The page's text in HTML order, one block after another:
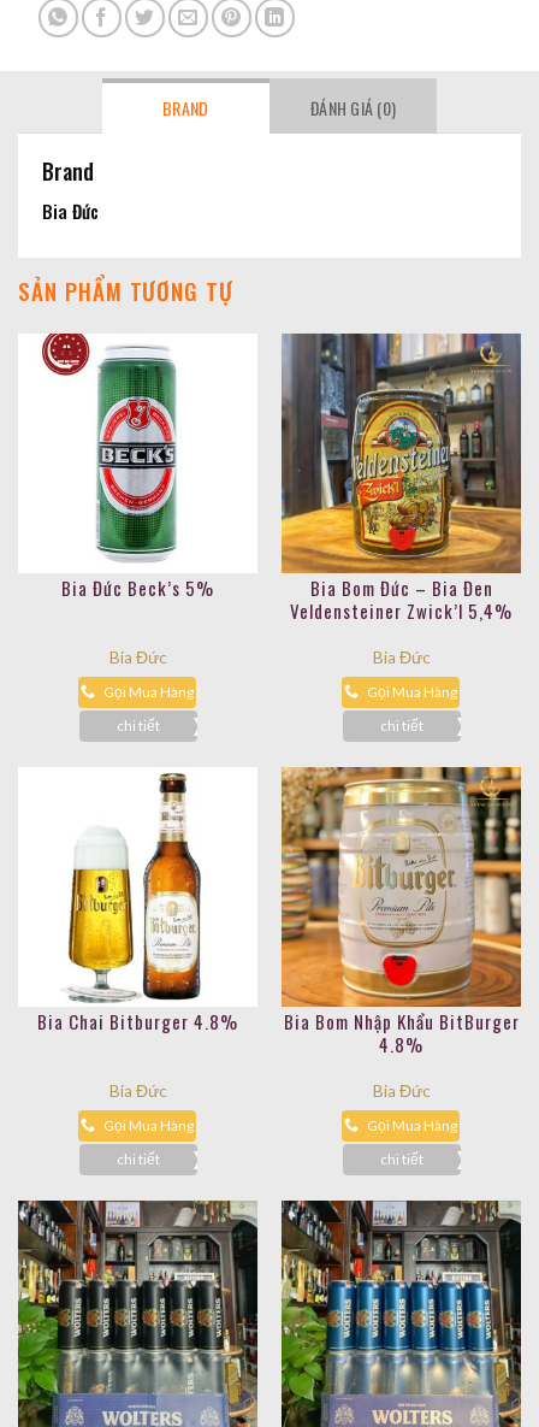
BRAND ĐÁNH GIÁ (0)
Brand
Bia Đức
SẢN PHẨM TƯƠNG TỰ
Bia Đức Beck’s 5%
Bia Đức
Gọi Mua Hàng
chi tiết
Bia Bom Đức – Bia Đen
Veldensteiner Zwick’l 5,4%
Bia Đức
Gọi Mua Hàng
chi tiết
Bia Chai Bitburger 4.8%
Bia Đức
Gọi Mua Hàng
chi tiết
Bia Bom Nhập Khẩu BitBurger
4.8%
Bia Đức
Gọi Mua Hàng
chi tiết